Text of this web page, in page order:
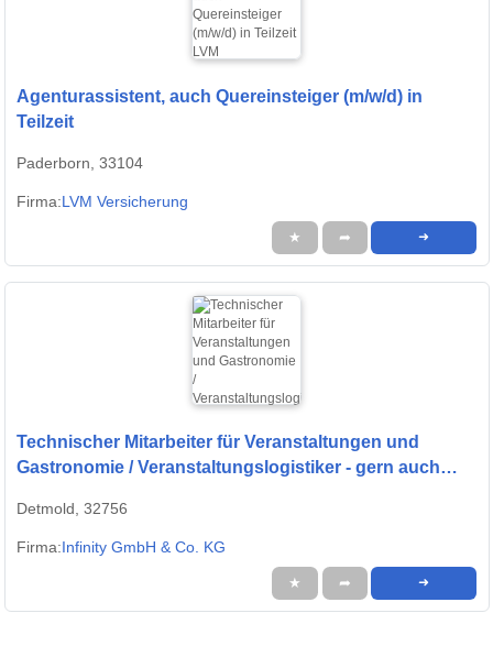
Agenturassistent, auch Quereinsteiger (m/w/d) in
Teilzeit
Paderborn, 33104
Firma:LVM Versicherung
★ ➦ ➜
Technischer Mitarbeiter für Veranstaltungen und
Gastronomie / Veranstaltungslogistiker - gern auch
Detmold, 32756
Firma:Infinity GmbH & Co. KG
★ ➦ ➜